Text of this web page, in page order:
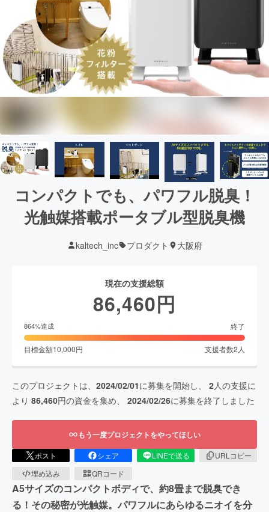
コンパクトでも、パワフル脱臭！
光触媒搭載ポータブル型脱臭機
kaltech_inc プロダクト 大阪府
現在の支援総額
86,460円
864%達成 終了
目標金額10,000円 支援者数2 人
このプロジェクトは、 2024/02/01に募集を開始し、 2人の支援に
より 86,460円の資金を集め、 2024/02/26に募集を終了しました
もう一度プロジェクトをやってほしい
ポスト シェア LINEで送る
URLコピー
埋め込み
QRコード
A5サイズのコンパクトボディで、約8畳まで脱臭でき
る！その秘密が光触媒。パワフルにあらゆるニオイを分